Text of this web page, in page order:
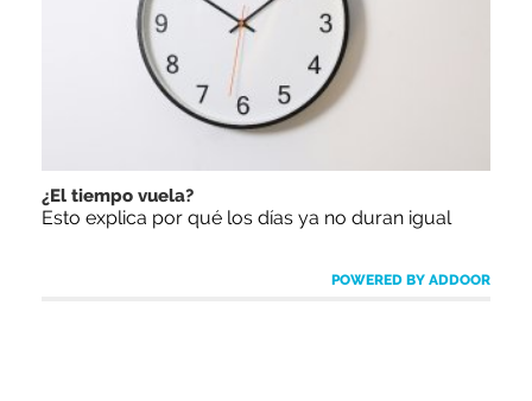
¿El tiempo vuela?
Esto explica por qué los días ya no duran igual
POWERED BY ADDOOR